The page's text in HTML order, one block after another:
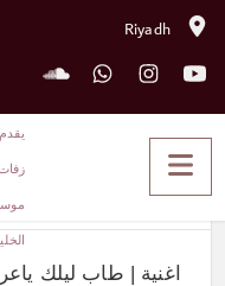
Riyadh
اغاني
1579
اغنية | طاب ليلك